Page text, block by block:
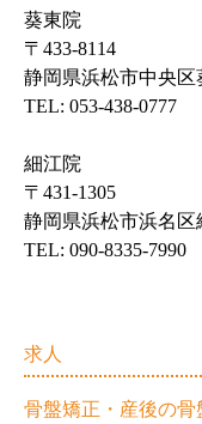
葵東院
〒433-8114
静岡県浜松市中央区
TEL: 053-438-0777
細江院
〒431-1305
静岡県浜松市浜名区
TEL: 090-8335-7990
求人
骨盤矯正・産後の骨